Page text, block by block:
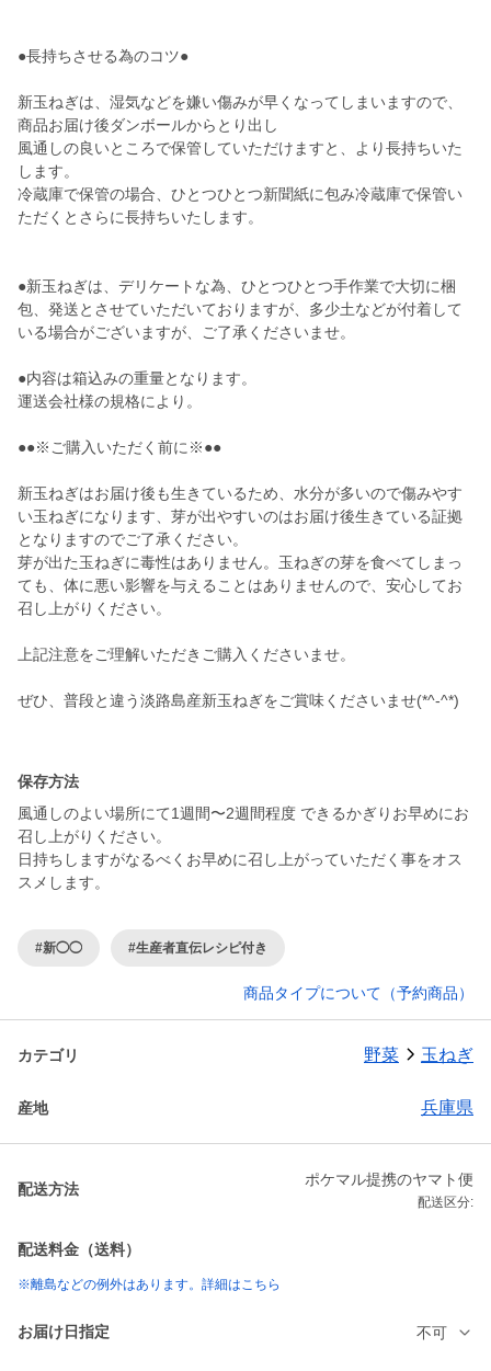
●長持ちさせる為のコツ●
新玉ねぎは、湿気などを嫌い傷みが早くなってしまいますので、
商品お届け後ダンボールからとり出し
風通しの良いところで保管していただけますと、より長持ちいた
します。
冷蔵庫で保管の場合、ひとつひとつ新聞紙に包み冷蔵庫で保管い
ただくとさらに長持ちいたします。
●新玉ねぎは、デリケートな為、ひとつひとつ手作業で大切に梱
包、発送とさせていただいておりますが、多少土などが付着して
いる場合がございますが、ご了承くださいませ。
●内容は箱込みの重量となります。
運送会社様の規格により。
●●※ご購入いただく前に※●●
新玉ねぎはお届け後も生きているため、水分が多いので傷みやす
い玉ねぎになります、芽が出やすいのはお届け後生きている証拠
となりますのでご了承ください。
芽が出た玉ねぎに毒性はありません。玉ねぎの芽を食べてしまっ
ても、体に悪い影響を与えることはありませんので、安心してお
召し上がりください。
上記注意をご理解いただきご購入くださいませ。
ぜひ、普段と違う淡路島産新玉ねぎをご賞味くださいませ(*^-^*)
保存方法
風通しのよい場所にて1週間〜2週間程度 できるかぎりお早めにお
召し上がりください。
日持ちしますがなるべくお早めに召し上がっていただく事をオス
スメします。
#新◯◯ #生産者直伝レシピ付き
商品タイプについて（予約商品）
カテゴリ 野菜 玉ねぎ
産地 兵庫県
配送方法
ポケマル提携のヤマト便
配送区分:
配送料金（送料）
※離島などの例外はあります。詳細はこちら
お届け日指定 不可